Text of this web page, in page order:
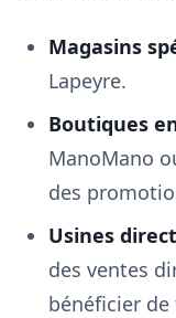
Magasins
Lapeyre.
Boutiques
ManoMano
des
Usines
des ventes
bénéficier